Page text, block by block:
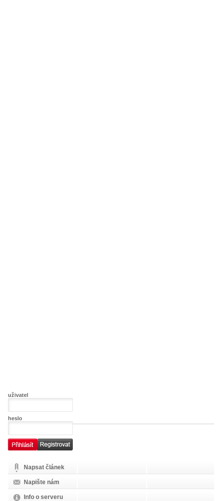
uživatel
heslo
Napsat článek
Napište nám
Info o serveru